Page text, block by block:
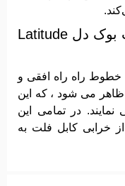
خرید و قیمت فلت تصویر نوت بوک دل Latitude
خطوط راه راه افقی و
می شود ، که این
در تمامی این
خرابی کابل فلت به